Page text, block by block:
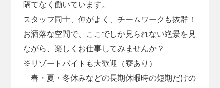
隔てなく働いています。
スタッフ同士、仲がよく、チームワークも抜群！
お洒落な空間で、ここでしか見られない絶景を見
ながら、楽しくお仕事してみませんか？
※リゾートバイトも大歓迎（寮あり）
春・夏・冬休みなどの長期休暇時の短期だけの